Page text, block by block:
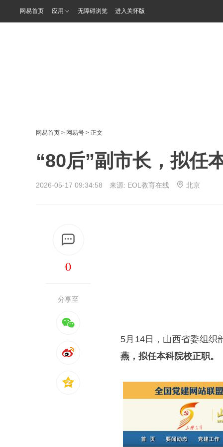
网易首页 应用 无障碍浏览 进入关怀版
网易首页 > 网易号 > 正文
“80后”副市长，拟任
2026-05-17 09:34:58 来源: EOL教育在线 北京
0
分享至
5月14日，山西省委组织
燕，拟任本科院校正职。